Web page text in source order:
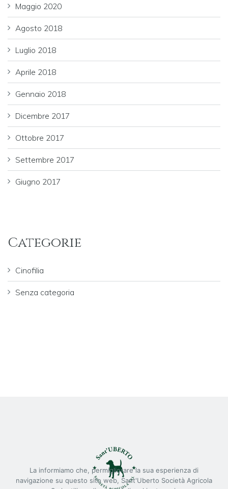
Maggio 2020
Agosto 2018
Luglio 2018
Aprile 2018
Gennaio 2018
Dicembre 2017
Ottobre 2017
Settembre 2017
Giugno 2017
Categorie
Cinofilia
Senza categoria
La informiamo che, permigliorare la sua esperienza di
navigazione su questo sito web, Sant'Uberto Società Agricola